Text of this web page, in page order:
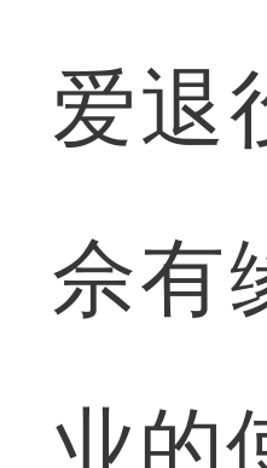
爱退
佘有
业的